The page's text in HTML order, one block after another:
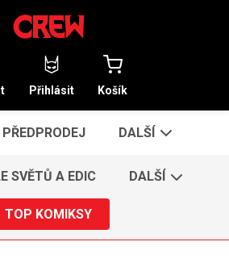
Přihlásit Košík
PŘEDPRODEJ DALŠÍ
SVĚTŮ A EDIC DALŠÍ
TOP KOMIKSY